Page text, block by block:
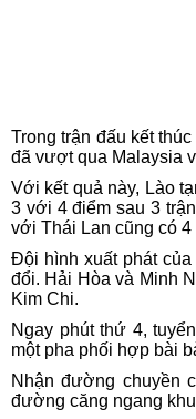
Trong trận đấu kết
đã vượt qua Malaysia
Với kết quả này, Lào
3 với 4 điểm sau 3
với Thái Lan cũng có 4
Đội hình xuất phát
đổi. Hải Hòa và Minh
Kim Chi.
Ngay phút thứ 4,
một pha phối hợp bài
Nhận đường chuyền
đường căng ngang